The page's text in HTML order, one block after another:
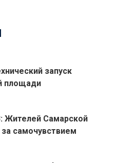
запуск
площади
Жителей Самарской
самочувствием